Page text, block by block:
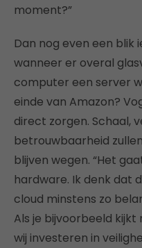
moment?”
Dan nog even een blik
wanneer er overal
computer een server
einde van Amazon?
direct zorgen. Schaal,
betrouwbaarheid
blijven wegen. “Het
hardware. Ik denk dat
cloud minstens zo
Als je bijvoorbeeld
wij investeren in